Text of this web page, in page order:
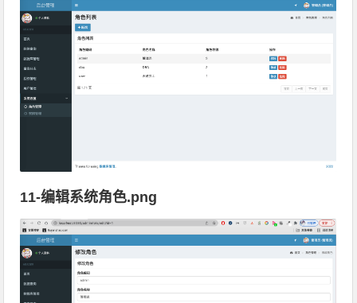
11-编辑系统角色.png